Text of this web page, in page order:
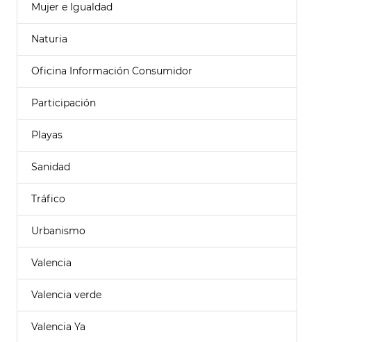
Mujer e Igualdad
Naturia
Oficina Información Consumidor
Participación
Playas
Sanidad
Tráfico
Urbanismo
Valencia
Valencia verde
Valencia Ya